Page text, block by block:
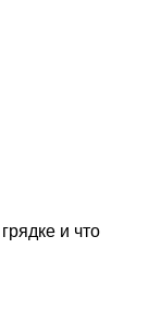
и что